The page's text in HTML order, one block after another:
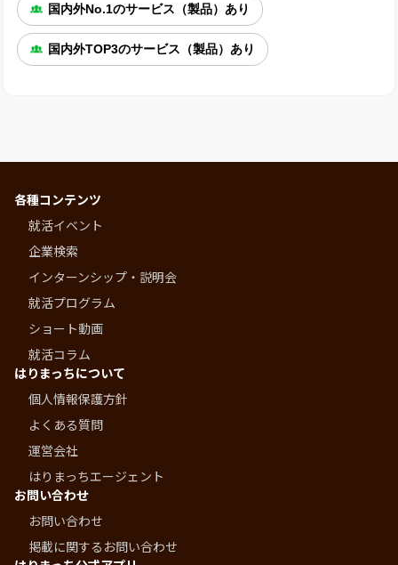
国内外No.1のサービス（製品）あり
国内外TOP3のサービス（製品）あり
各種コンテンツ
就活イベント
企業検索
インターンシップ・説明会
就活プログラム
ショート動画
就活コラム
はりまっちについて
個人情報保護方針
よくある質問
運営会社
はりまっちエージェント
お問い合わせ
お問い合わせ
掲載に関するお問い合わせ